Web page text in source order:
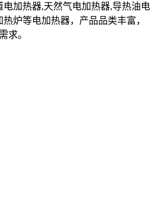
加热器,天然气电加热器,导热油电
炉等电加热器，产品品类丰富，
求。